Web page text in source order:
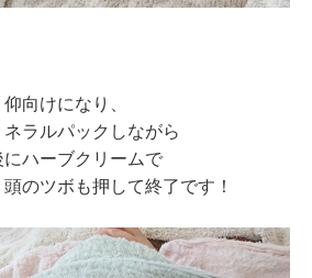
仰向けになり、
ネラルパックしながら
にハーブクリームで
のツボも押して終了です！